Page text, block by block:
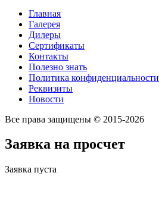
Главная
Галерея
Дилеры
Сертификаты
Контакты
Полезно знать
Политика конфиденциальности
Реквизиты
Новости
Все права защищены © 2015-2026
Заявка на просчет
Заявка пуста